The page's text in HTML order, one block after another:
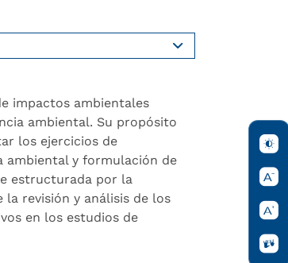
impactos ambientales
ambiental. Su propósito
los ejercicios de
ambiental y formulación de
estructurada por la
revisión y análisis de los
en los estudios de